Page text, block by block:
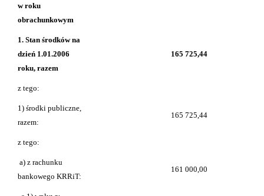
w roku
obrachunkowym
1. Stan środków na
dzień 1.01.2006
roku, razem
165 725,44
z tego:
1) środki publiczne,
razem:
165 725,44
z tego:
a) z rachunku
bankowego KRRiT:
161 000,00